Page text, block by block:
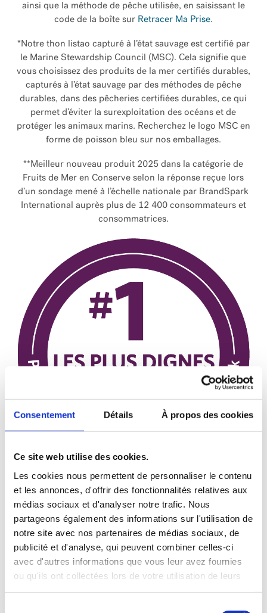
Consentement Détails À propos des cookies
Ce site web utilise des cookies.
Les cookies nous permettent de personnaliser le contenu
et les annonces, d'offrir des fonctionnalités relatives aux
médias sociaux et d'analyser notre trafic. Nous
partageons également des informations sur l'utilisation de
notre site avec nos partenaires de médias sociaux, de
publicité et d'analyse, qui peuvent combiner celles-ci
avec d'autres informations que vous leur avez fournies
ou qu'ils ont collectées lors de votre utilisation de leurs
ainsi que la méthode de pêche utilisée, en saisissant le
code de la boîte sur Retracer Ma Prise.
*Notre thon listao capturé à l’état sauvage est certifié par
le Marine Stewardship Council (MSC). Cela signifie que
vous choisissez des produits de la mer certifiés durables,
capturés à l’état sauvage par des méthodes de pêche
durables, dans des pêcheries certifiées durables, ce qui
permet d’éviter la surexploitation des océans et de
protéger les animaux marins. Recherchez le logo MSC en
forme de poisson bleu sur nos emballages.
**Meilleur nouveau produit 2025 dans la catégorie de
Fruits de Mer en Conserve selon la réponse reçue lors
d’un sondage mené à l’échelle nationale par BrandSpark
International auprès plus de 12 400 consommateurs et
consommatrices.
Élue comme la marque de produits de la mer en
conserve la plus digne de confiance selon les
consommateurs canadiens d’après l’Étude 2026 de
BrandSparkMD sur la confiance des Canadiens.